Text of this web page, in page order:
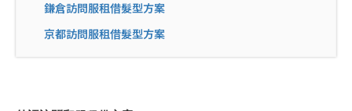
鎌倉訪問服租借髮型方案
京都訪問服租借髮型方案